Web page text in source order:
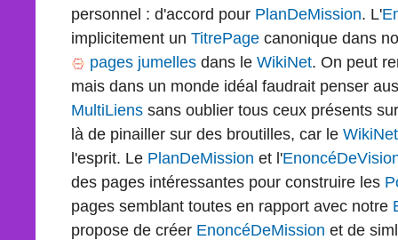
personnel : d'accord pour PlanDeMission. L'
implicitement un TitrePage canonique dans
pages jumelles dans le WikiNet. On peut
mais dans un monde idéal faudrait penser
MultiLiens sans oublier tous ceux présents
là de pinailler sur des broutilles, car le WikiNet
l'esprit. Le PlanDeMission et l'
des pages intéressantes pour construire les
pages semblant toutes en rapport avec notre
propose de créer EnoncéDeMission et de